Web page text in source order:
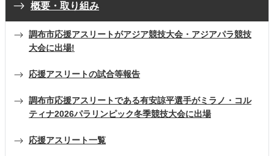
概要・取り組み
調布市応援アスリートがアジア競技大会・アジアパラ競技
大会に出場!
応援アスリートの試合等報告
調布市応援アスリートである有安諒平選手がミラノ・コル
ティナ2026パラリンピック冬季競技大会に出場
応援アスリート一覧